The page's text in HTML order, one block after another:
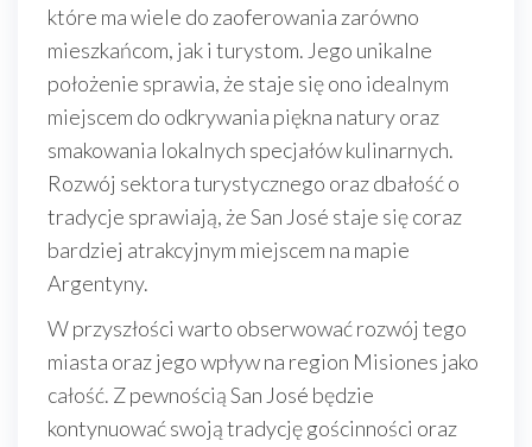
które ma wiele do zaoferowania zarówno
mieszkańcom, jak i turystom. Jego unikalne
położenie sprawia, że staje się ono idealnym
miejscem do odkrywania piękna natury oraz
smakowania lokalnych specjałów kulinarnych.
Rozwój sektora turystycznego oraz dbałość o
tradycje sprawiają, że San José staje się coraz
bardziej atrakcyjnym miejscem na mapie
Argentyny.
W przyszłości warto obserwować rozwój tego
miasta oraz jego wpływ na region Misiones jako
całość. Z pewnością San José będzie
kontynuować swoją tradycję gościnności oraz